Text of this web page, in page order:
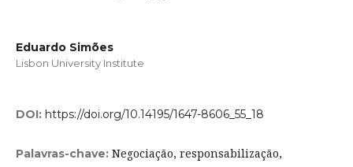
Eduardo Simões
Lisbon University Institute
DOI: https://doi.org/10.14195/1647-8606_55_18
Palavras-chave: Negociação, responsabilização,